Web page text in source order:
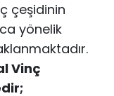
çeşidinin
yönelik
Vinç